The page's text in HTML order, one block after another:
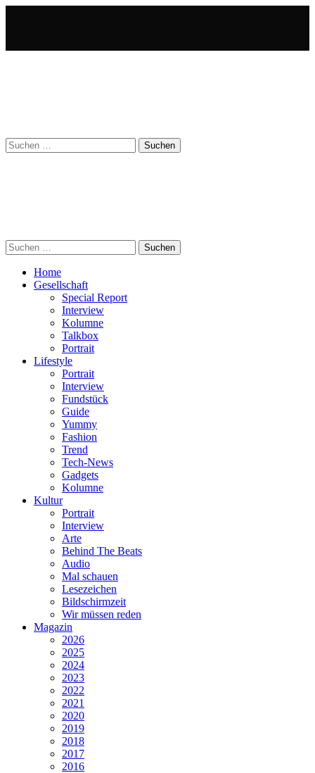
Suchen
nach:
Suchen
nach:
Home
Gesellschaft
Special Report
Interview
Kolumne
Talkbox
Portrait
Lifestyle
Portrait
Interview
Fundstück
Guide
Yummy
Fashion
Trend
Tech-News
Gadgets
Kolumne
Kultur
Portrait
Interview
Arte
Behind The Beats
Audio
Mal schauen
Lesezeichen
Bildschirmzeit
Wir müssen reden
Magazin
2026
2025
2024
2023
2022
2021
2020
2019
2018
2017
2016